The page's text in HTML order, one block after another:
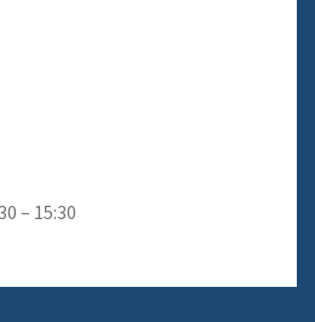
– 15:30